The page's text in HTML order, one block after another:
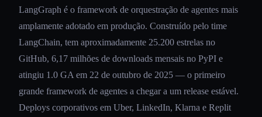
LangGraph é o framework de orquestração de agentes mais
amplamente adotado em produção. Construído pelo time
LangChain, tem aproximadamente 25.200 estrelas no
GitHub, 6,17 milhões de downloads mensais no PyPI e
atingiu 1.0 GA em 22 de outubro de 2025 — o primeiro
grande framework de agentes a chegar a um release estável.
Deploys corporativos em Uber, LinkedIn, Klarna e Replit